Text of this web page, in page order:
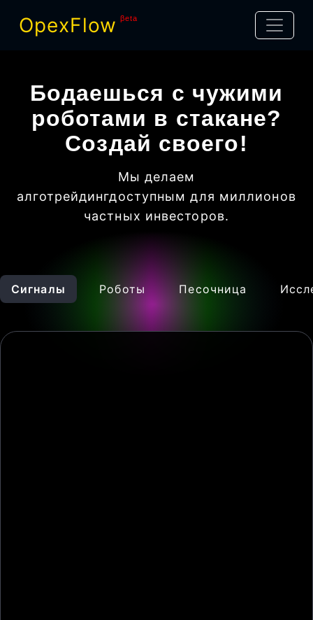
OpexFlow βeta
Бодаешься с чужими
роботами в стакане?
Создай своего!
Мы делаем
алготрейдингдоступным для миллионов
частных инвесторов.
Сигналы Роботы Песочница